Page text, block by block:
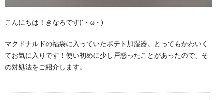
こんにちは！きなろです(´・ω・)
マクドナルドの福袋に入っていたポテト加湿器。とってもかわいく
てお気に入りです！使い初めに少し戸惑ったことがあったので、そ
の対処法をご紹介します。